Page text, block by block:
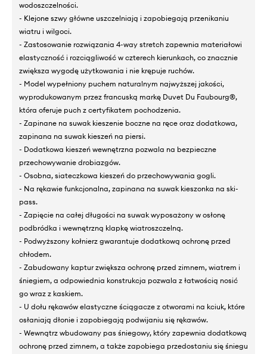
wodoszczelności.
- Klejone szwy główne uszczelniają i zapobiegają przenikaniu
wiatru i wilgoci.
- Zastosowanie rozwiązania 4-way stretch zapewnia materiałowi
elastyczność i rozciągliwość w czterech kierunkach, co znacznie
zwiększa wygodę użytkowania i nie krępuje ruchów.
- Model wypełniony puchem naturalnym najwyższej jakości,
wyprodukowanym przez francuską markę Duvet Du Faubourg®,
która oferuje puch z certyfikatem pochodzenia.
- Zapinane na suwak kieszenie boczne na ręce oraz dodatkowa,
zapinana na suwak kieszeń na piersi.
- Dodatkowa kieszeń wewnętrzna pozwala na bezpieczne
przechowywanie drobiazgów.
- Osobna, siateczkowa kieszeń do przechowywania gogli.
- Na rękawie funkcjonalna, zapinana na suwak kieszonka na ski-
pass.
- Zapięcie na całej długości na suwak wyposażony w osłonę
podbródka i wewnętrzną klapkę wiatroszczelną.
- Podwyższony kołnierz gwarantuje dodatkową ochronę przed
chłodem.
- Zabudowany kaptur zwiększa ochronę przed zimnem, wiatrem i
śniegiem, a odpowiednia konstrukcja pozwala z łatwością nosić
go wraz z kaskiem.
- U dołu rękawów elastyczne ściągacze z otworami na kciuk, które
osłaniają dłonie i zapobiegają podwijaniu się rękawów.
- Wewnątrz wbudowany pas śniegowy, który zapewnia dodatkową
ochronę przed zimnem, a także zapobiega przedostaniu się śniegu